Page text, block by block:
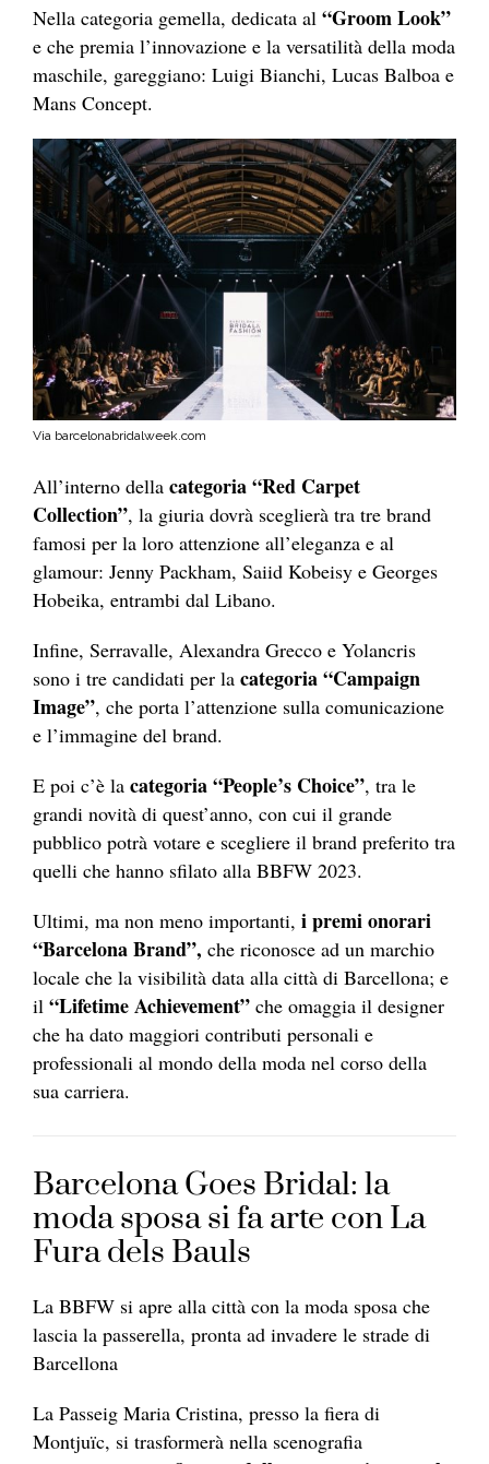
Nella categoria gemella, dedicata al “Groom Look”
e che premia l’innovazione e la versatilità della moda
maschile, gareggiano: Luigi Bianchi, Lucas Balboa e
Mans Concept.
Via barcelonabridalweek.com
All’interno della categoria “Red Carpet
Collection”, la giuria dovrà sceglierà tra tre brand
famosi per la loro attenzione all’eleganza e al
glamour: Jenny Packham, Saiid Kobeisy e Georges
Hobeika, entrambi dal Libano.
Infine, Serravalle, Alexandra Grecco e Yolancris
sono i tre candidati per la categoria “Campaign
Image”, che porta l’attenzione sulla comunicazione
e l’immagine del brand.
E poi c’è la categoria “People’s Choice”, tra le
grandi novità di quest’anno, con cui il grande
pubblico potrà votare e scegliere il brand preferito tra
quelli che hanno sfilato alla BBFW 2023.
Ultimi, ma non meno importanti, i premi onorari
“Barcelona Brand”, che riconosce ad un marchio
locale che la visibilità data alla città di Barcellona; e
il “Lifetime Achievement” che omaggia il designer
che ha dato maggiori contributi personali e
professionali al mondo della moda nel corso della
sua carriera.
Barcelona Goes Bridal: la
moda sposa si fa arte con La
Fura dels Bauls
La BBFW si apre alla città con la moda sposa che
lascia la passerella, pronta ad invadere le strade di
Barcellona
La Passeig Maria Cristina, presso la fiera di
Montjuïc, si trasformerà nella scenografia